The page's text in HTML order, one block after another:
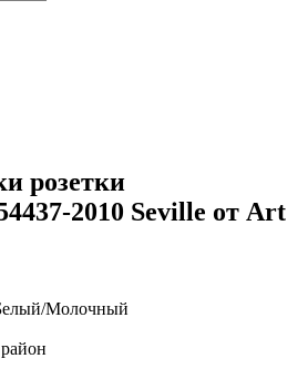
розетки
2010 Seville от Art
Молочный